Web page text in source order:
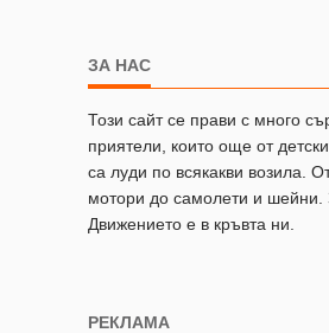
ЗА НАС
Този сайт се прави с много
приятели, които още от
са луди по всякакви возила.
мотори до самолети и шейни.
Движението е в кръвта ни.
РЕКЛАМА